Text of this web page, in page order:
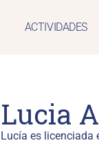
ACTIVIDADES
Lucia
Lucía es licenciada